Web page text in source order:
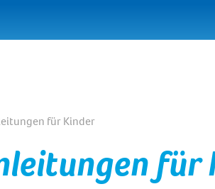
für Kinder
für